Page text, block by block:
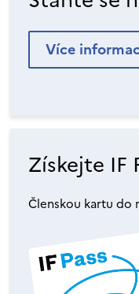
Více
Získejte IF
Členskou kartu do